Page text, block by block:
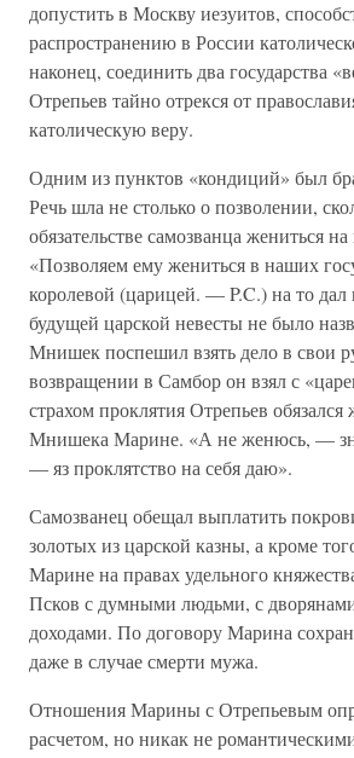
допустить в Москву иезуитов,
распространению в России
наконец, соединить два государства
Отрепьев тайно отрекся от
католическую веру.
Одним из пунктов «кондиций» был
Речь шла не столько о позволении,
обязательстве самозванца жениться
«Позволяем ему жениться в наших
королевой (царицей. — P.C.) на то
будущей царской невесты не было
Мнишек поспешил взять дело в свои
возвращении в Самбор он взял с
страхом проклятия Отрепьев обязался
Мнишека Марине. «А не женюсь, —
— яз проклятство на себя даю».
Самозванец обещал выплатить
золотых из царской казны, а кроме
Марине на правах удельного
Псков с думными людьми, с
доходами. По договору Марина
даже в случае смерти мужа.
Отношения Марины с Отрепьевым
расчетом, но никак не